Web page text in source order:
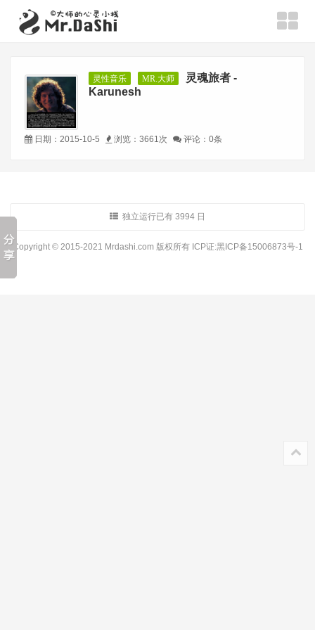
灵性音乐 MR.大师
灵魂旅者 -
Karunesh
日期：2015-10-5 浏览：3661次 评论：0条
独立运行已有 3994 日
Copyright © 2015-2021 Mrdashi.com 版权所有 ICP证:黑ICP备15006873号-1